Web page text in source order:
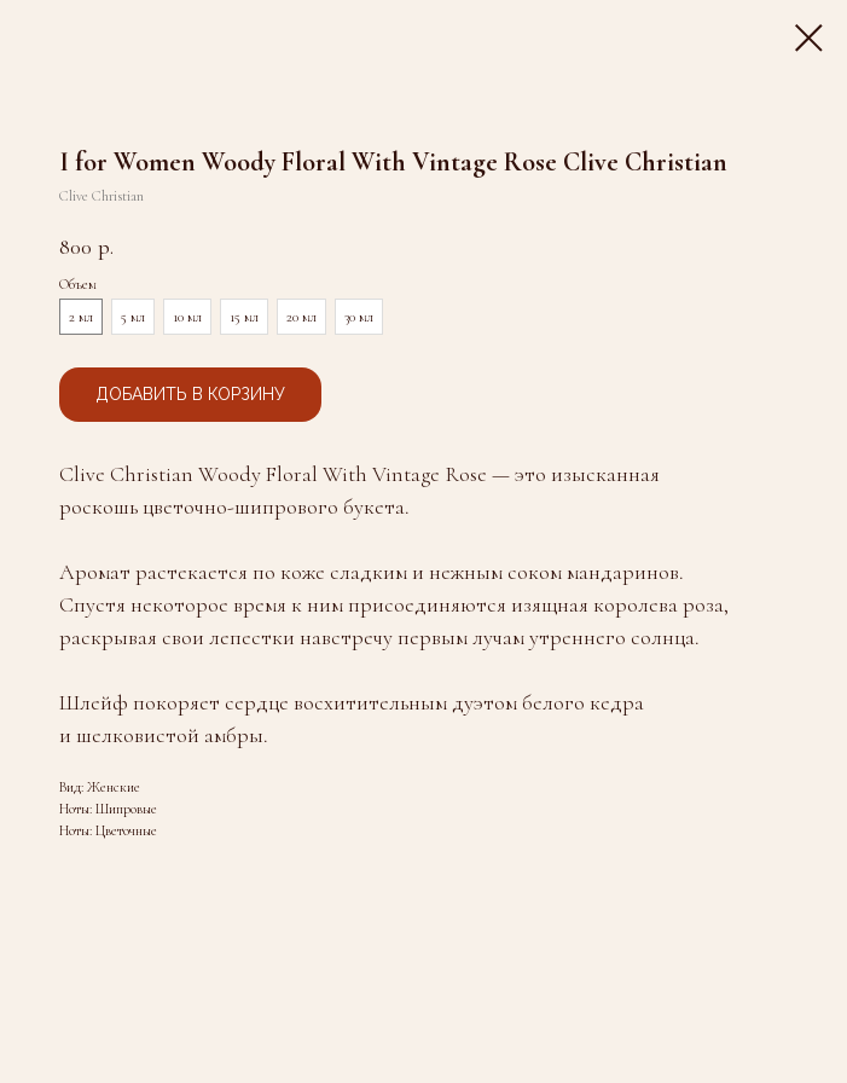
I for Women Woody Floral With Vintage Rose Clive Christian
Clive Christian
800 р.
Объем
2 мл
5 мл 10 мл 15 мл 20 мл 30 мл
ДОБАВИТЬ В КОРЗИНУ
Clive Christian Woody Floral With Vintage Rose — это изысканная
роскошь цветочно-шипрового букета.
Аромат растекается по коже сладким и нежным соком мандаринов.
Спустя некоторое время к ним присоединяются изящная королева роза,
раскрывая свои лепестки навстречу первым лучам утреннего солнца.
Шлейф покоряет сердце восхитительным дуэтом белого кедра
и шелковистой амбры.
Вид: Женские
Ноты: Шипровые
Ноты: Цветочные